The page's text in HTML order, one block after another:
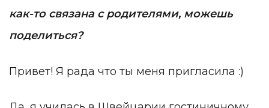
как-то связана с родителями, можешь
поделиться?
Привет! Я рада что ты меня пригласила :)